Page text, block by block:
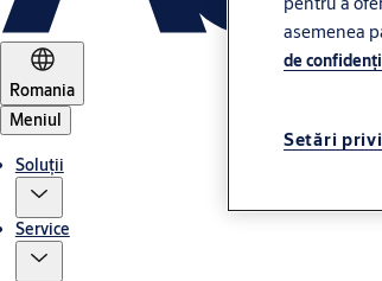
Romania
Meniul
Soluții
Service
asemenea
de
Setări